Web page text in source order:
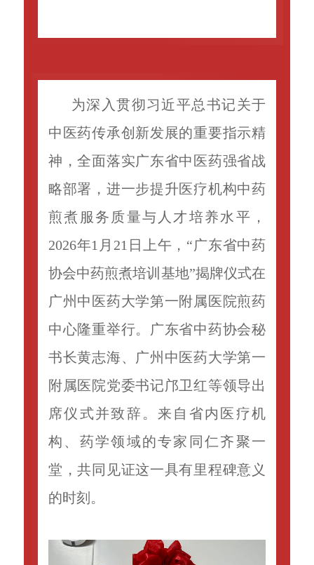
为深入贯彻习近平总书记关于
中医药传承创新发展的重要指示精
神，全面落实广东省中医药强省战
略部署，进一步提升医疗机构中药
煎煮服务质量与人才培养水平，
2026年1月21日上午，“广东省中药
协会中药煎煮培训基地”揭牌仪式在
广州中医药大学第一附属医院煎药
中心隆重举行。广东省中药协会秘
书长黄志海、广州中医药大学第一
附属医院党委书记邝卫红等领导出
席仪式并致辞。来自省内医疗机
构、药学领域的专家同仁齐聚一
堂，共同见证这一具有里程碑意义
的时刻。